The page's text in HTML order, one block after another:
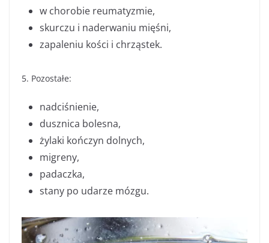
w chorobie reumatyzmie,
skurczu i naderwaniu mięśni,
zapaleniu kości i chrząstek.
5. Pozostałe:
nadciśnienie,
dusznica bolesna,
żylaki kończyn dolnych,
migreny,
padaczka,
stany po udarze mózgu.